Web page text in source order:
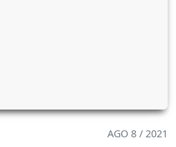
AGO 8 / 2021